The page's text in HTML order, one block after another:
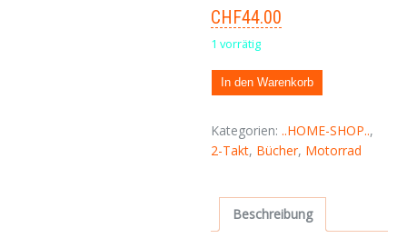
CHF44.00
1 vorrätig
In den Warenkorb
Kategorien:..HOME-SHOP..,
2-Takt, Bücher, Motorrad
Beschreibung